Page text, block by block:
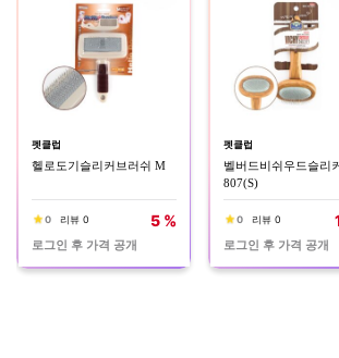
펫클럽
헬로도기슬리커브러쉬 M
0 리뷰 0 5 %
로그인 후 가격 공개
펫클럽
벨버드비쉬우드슬리
807(S)
0 리뷰 0
로그인 후 가격 공개